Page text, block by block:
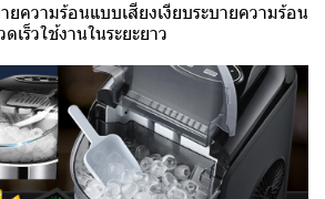
ความร้อนแบบเสียงเงียบระบายความร้อน
เร็วใช้งานในระยะยาว